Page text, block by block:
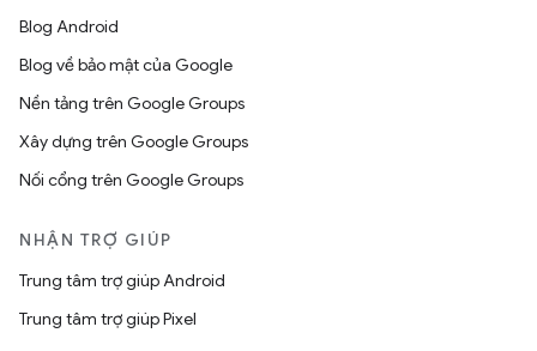
Blog Android
Blog về bảo mật của Google
Nền tảng trên Google Groups
Xây dựng trên Google Groups
Nối cổng trên Google Groups
NHẬN TRỢ GIÚP
Trung tâm trợ giúp Android
Trung tâm trợ giúp Pixel